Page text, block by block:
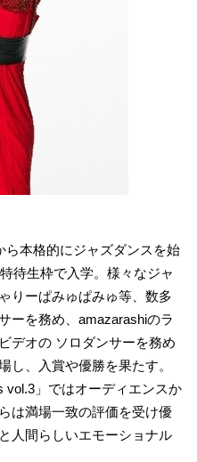
ら本格的にジャズダンスを始
待生枠で入学。様々なジャ
りーぱみゅぱみゅ等、数多
ーを務め、amazarashiのラ
デオの ソロダンサーを務め
し、入賞や優勝を果たす。
vol.3」ではオーディエンスか
は満場一致の評価を受け優
人間らしいエモーショナル